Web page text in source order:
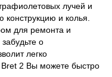
лучей и
и колья.
для ремонта и
о
легко
Bret 2 Вы можете быстро